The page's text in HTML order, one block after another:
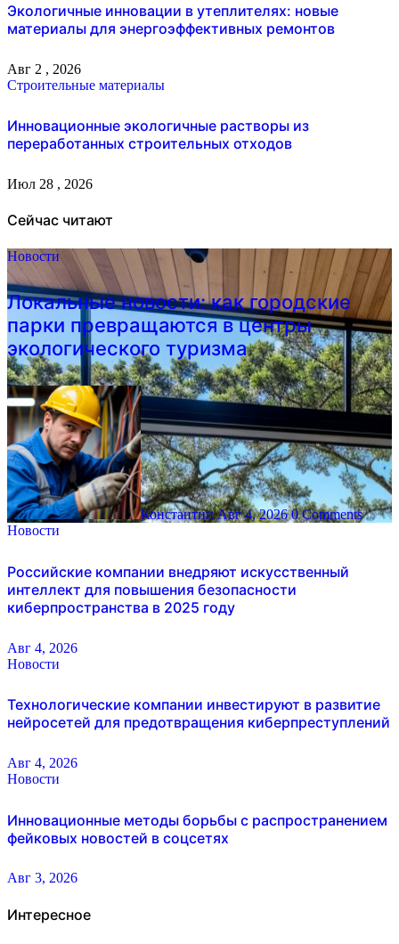
Экологичные инновации в утеплителях: новые
материалы для энергоэффективных ремонтов
Авг 2 , 2026
Строительные материалы
Инновационные экологичные растворы из
переработанных строительных отходов
Июл 28 , 2026
Сейчас читают
Новости
Локальные новости: как городские
парки превращаются в центры
экологического туризма
КонстантинАвг 4, 2026 0 Comments
Новости
Российские компании внедряют искусственный
интеллект для повышения безопасности
киберпространства в 2025 году
Авг 4, 2026
Новости
Технологические компании инвестируют в развитие
нейросетей для предотвращения киберпреступлений
Авг 4, 2026
Новости
Инновационные методы борьбы с распространением
фейковых новостей в соцсетях
Авг 3, 2026
Интересное